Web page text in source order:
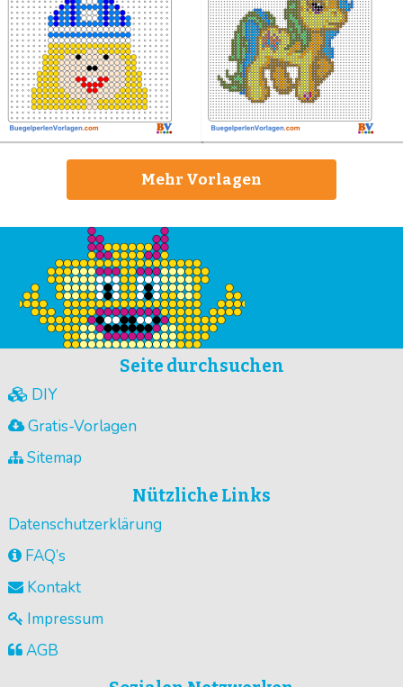
Mehr Vorlagen
Seite durchsuchen
DIY
Gratis-Vorlagen
Sitemap
Nützliche Links
Datenschutzerklärung
FAQ’s
Kontakt
Impressum
AGB